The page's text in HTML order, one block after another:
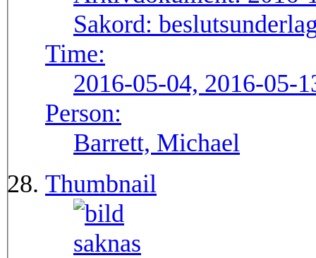
Sakord:
Time:
2016-05-04, 2016-05-
Person:
Barrett, Michael
Thumbnail